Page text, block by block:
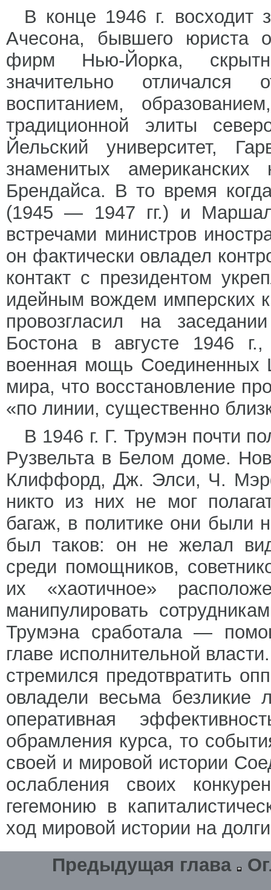
В конце 1946 г. восходит
Ачесона, бывшего юриста
фирм Нью-Йорка,
значительно отличался
воспитанием,
традиционной элиты
Йельский университет,
знаменитых
Брендайса. В то время
(1945 — 1947 гг.) и
встречами министров
он фактически овладел
контакт с президентом
идейным вождем имперских
провозгласил на
Бостона в августе 1946
военная мощь Соединенных
мира, что восстановление
«по линии, существенно
В 1946 г. Г. Трумэн почти
Рузвельта в Белом доме.
Клиффорд, Дж. Элси, Ч.
никто из них не мог
багаж, в политике они были
был таков: он не желал
среди помощников,
их «хаотичное»
манипулировать
Трумэна сработала —
главе исполнительной
стремился предотвратить
овладели весьма
оперативная
обрамления курса, то
своей и мировой истории
ослабления своих
гегемонию в
ход мировой истории на
Предыдущая глава